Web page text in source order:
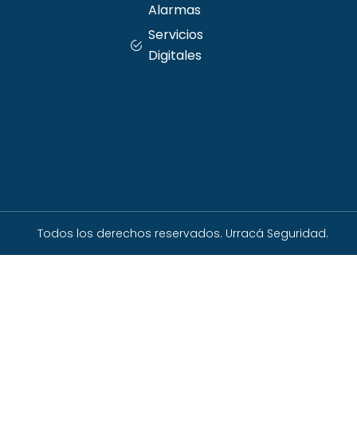
Alarmas
Servicios
Digitales
Todos los derechos reservados. Urracá Seguridad.